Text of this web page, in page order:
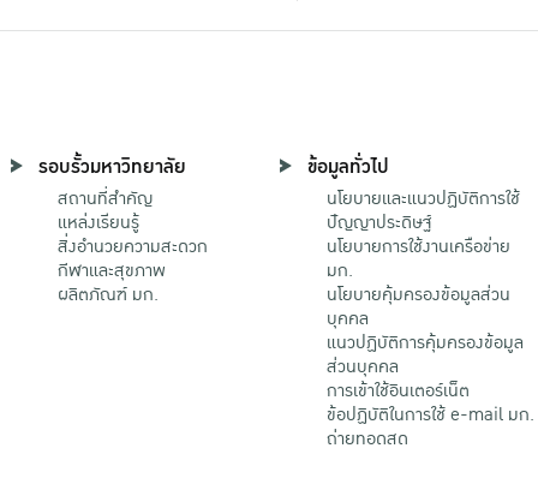
รอบรั้วมหาวิทยาลัย
สถานที่สำคัญ
แหล่งเรียนรู้
สิ่งอำนวยความสะดวก
กีฬาและสุขภาพ
ผลิตภัณฑ์ มก.
ข้อมูลทั่วไป
นโยบายและแนวปฏิบัติการใช้
ปัญญาประดิษฐ์
นโยบายการใช้งานเครือข่าย
มก.
นโยบายคุ้มครองข้อมูลส่วน
บุคคล
แนวปฏิบัติการคุ้มครองข้อมูล
ส่วนบุคคล
การเข้าใช้อินเตอร์เน็ต
ข้อปฏิบัติในการใช้ e-mail มก.
ถ่ายทอดสด